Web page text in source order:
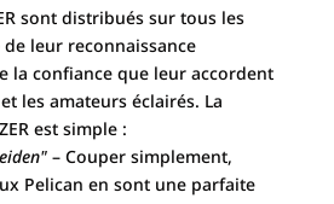
sont distribués sur tous les
leur reconnaissance
la confiance que leur accordent
les amateurs éclairés. La
est simple :
– Couper simplement,
Pelican en sont une parfaite